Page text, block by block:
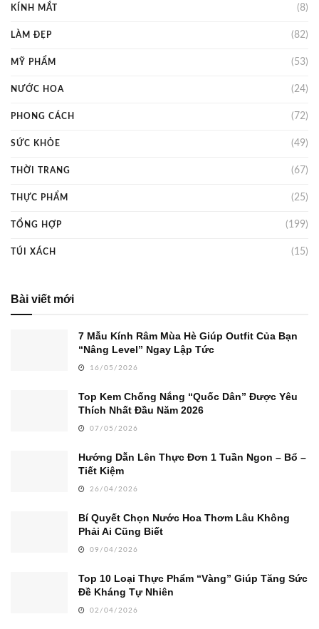
KÍNH MẮT (8)
LÀM ĐẸP (82)
MỸ PHẨM (53)
NƯỚC HOA (24)
PHONG CÁCH (72)
SỨC KHỎE (49)
THỜI TRANG (67)
THỰC PHẨM (25)
TỔNG HỢP (199)
TÚI XÁCH (15)
Bài viết mới
7 Mẫu Kính Râm Mùa Hè Giúp Outfit Của Bạn
“Nâng Level” Ngay Lập Tức
16/05/2026
Top Kem Chống Nắng “Quốc Dân” Được Yêu
Thích Nhất Đầu Năm 2026
07/05/2026
Hướng Dẫn Lên Thực Đơn 1 Tuần Ngon – Bổ –
Tiết Kiệm
26/04/2026
Bí Quyết Chọn Nước Hoa Thơm Lâu Không
Phải Ai Cũng Biết
09/04/2026
Top 10 Loại Thực Phẩm “Vàng” Giúp Tăng Sức
Đề Kháng Tự Nhiên
02/04/2026